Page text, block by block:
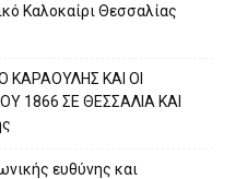
Καλοκαίρι Θεσσαλίας
ΚΑΡΑΟΥΛΗΣ ΚΑΙ ΟΙ
1866 ΣΕ ΘΕΣΣΑΛΙΑ ΚΑΙ
ευθύνης και